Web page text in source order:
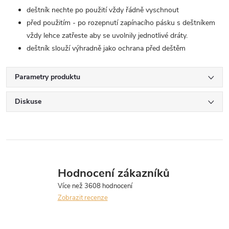
deštník nechte po použití vždy řádně vyschnout
před použitím - po rozepnutí zapínacího pásku s deštníkem
vždy lehce zatřeste aby se uvolnily jednotlivé dráty.
deštník slouží výhradně jako ochrana před deštěm
Parametry produktu
Diskuse
Hodnocení zákazníků
Zobrazit recenze